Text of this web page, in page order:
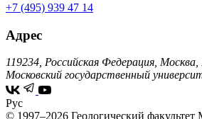
+7 (495) 939 47 14
Адрес
119234, Российская Федерация,
Московский государственный
Рус
© 1997–2026 Геологический